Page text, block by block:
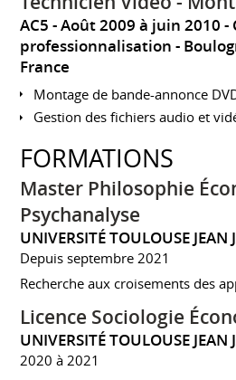
AC5 Août 2009 à juin 2010
professionnalisation
France
Montage de bande-annonce
Gestion des fichiers audio et
FORMATIONS
Master Philosophie
Psychanalyse
UNIVERSITÉ TOULOUSE JEAN
Depuis septembre 2021
Recherche aux croisements des
Licence Sociologie
UNIVERSITÉ TOULOUSE JEAN
2020 à 2021